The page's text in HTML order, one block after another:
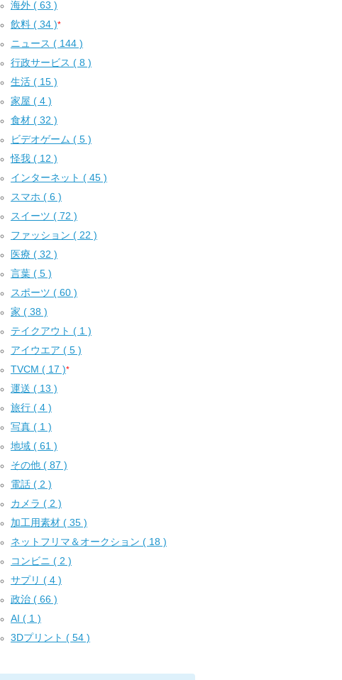
海外 ( 63 )
飲料 ( 34 )*
ニュース ( 144 )
行政サービス ( 8 )
生活 ( 15 )
家屋 ( 4 )
食材 ( 32 )
ビデオゲーム ( 5 )
怪我 ( 12 )
インターネット ( 45 )
スマホ ( 6 )
スイーツ ( 72 )
ファッション ( 22 )
医療 ( 32 )
言葉 ( 5 )
スポーツ ( 60 )
家 ( 38 )
テイクアウト ( 1 )
アイウエア ( 5 )
TVCM ( 17 )*
運送 ( 13 )
旅行 ( 4 )
写真 ( 1 )
地域 ( 61 )
その他 ( 87 )
電話 ( 2 )
カメラ ( 2 )
加工用素材 ( 35 )
ネットフリマ＆オークション ( 18 )
コンビニ ( 2 )
サプリ ( 4 )
政治 ( 66 )
AI ( 1 )
3Dプリント ( 54 )